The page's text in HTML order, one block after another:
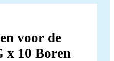
voor de
x 10 Boren